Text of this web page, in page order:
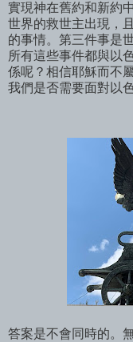
實現神在舊約和新約
世界的救世主出現，
的事情。第三件事是
所有這些事件都與以
係呢？相信耶穌而不
我們是否需要面對以
答案是不會同時的。